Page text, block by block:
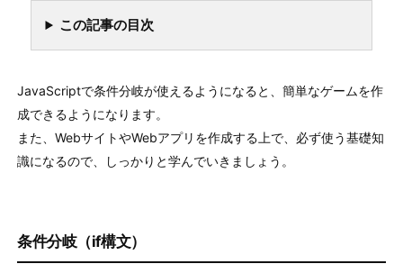
この記事の目次
JavaScriptで条件分岐が使えるようになると、簡単なゲームを作
成できるようになります。
また、WebサイトやWebアプリを作成する上で、必ず使う基礎知
識になるので、しっかりと学んでいきましょう。
条件分岐（if構文）